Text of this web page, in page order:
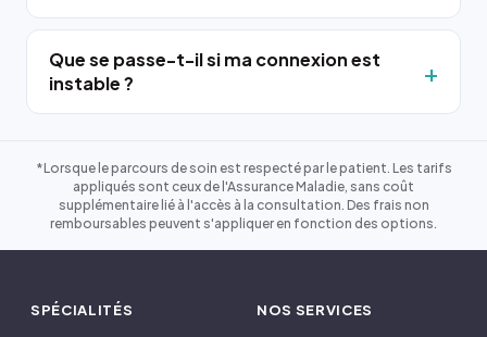
Que se passe-t-il si ma connexion est
instable ?
*Lorsque le parcours de soin est respecté par le patient. Les tarifs
appliqués sont ceux de l'Assurance Maladie, sans coût
supplémentaire lié à l'accès à la consultation. Des frais non
remboursables peuvent s'appliquer en fonction des options.
SPÉCIALITÉS NOS SERVICES